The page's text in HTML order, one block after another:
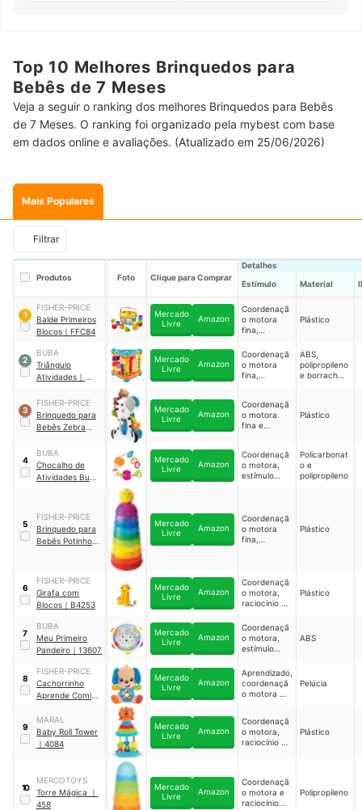
Top 10 Melhores Brinquedos para
Bebês de 7 Meses
Veja a seguir o ranking dos melhores Brinquedos para Bebês
de 7 Meses. O ranking foi organizado pela mybest com base
em dados online e avaliações. (Atualizado em 25/06/2026)
Mais Populares
Filtrar
Produtos Foto Clique para Comprar
Detalhes
Estímulo
Material
1
FISHER-PRICE
Balde Primeiros
Blocos ｜ FFC84
Mercado
Livre
Amazon
Coordenaçã
o motora
fina,
movimentaç
ão
Plástico
2
BUBA
Triângulo
Atividades ｜
Mercado
Livre
Amazon
Coordenaçã
o motora
fina,
sensorial
ABS,
polipropileno
e borracha
3
FISHER-PRICE
Brinquedo para
Bebês Zebra
Mercado
Livre
Amazon
Coordenaçã
o motora
fina e
Plástico
4
BUBA
Chocalho de
Atividades Buba
Mercado
Livre
Amazon
Coordenaçã
o motora,
estímulo
Policarbonat
o e
polipropileno
5
FISHER-PRICE
Brinquedo para
Bebês Potinhos
Mercado
Livre
Amazon
Coordenaçã
o motora
fina,
Plástico
6
FISHER-PRICE
Girafa com
Blocos ｜ B4253
Mercado
Livre
Amazon
Coordenaçã
o motora,
raciocínio e
sensorial
Plástico
7
BUBA
Meu Primeiro
Pandeiro ｜ 13607
Mercado
Livre
Amazon
Coordenaçã
o motora,
estímulo
e sensorial
ABS
8
FISHER-PRICE
Cachorrinho
Aprende Comigo
Mercado
Livre
Amazon
Aprendizado,
coordenaçã
o motora e
Pelúcia
9
MARAL
Baby Roll Tower
｜ 4084
Mercado
Livre
Amazon
Coordenaçã
o motora,
raciocínio e
Plástico
10
MERCOTOYS
Torre Mágica
｜
458
Mercado
Livre
Amazon
Coordenaçã
o motora e
raciocínio
Polipropileno